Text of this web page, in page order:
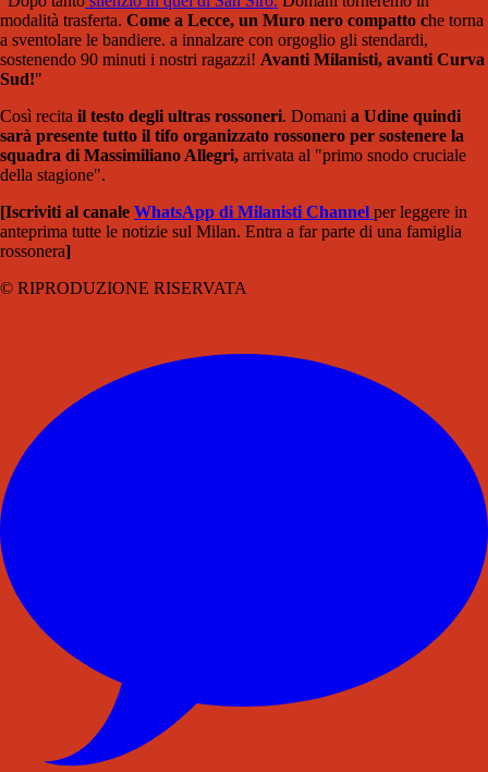
modalità trasferta. Come a Lecce, un Muro nero compatto che torna
a sventolare le bandiere. a innalzare con orgoglio gli stendardi,
sostenendo 90 minuti i nostri ragazzi! Avanti Milanisti, avanti Curva
Sud!"
Così recita il testo degli ultras rossoneri. Domani a Udine quindi
sarà presente tutto il tifo organizzato rossonero per sostenere la
squadra di Massimiliano Allegri, arrivata al "primo snodo cruciale
della stagione".
[Iscriviti al canale WhatsApp di Milanisti Channel per leggere in
anteprima tutte le notizie sul Milan. Entra a far parte di una famiglia
rossonera]
© RIPRODUZIONE RISERVATA